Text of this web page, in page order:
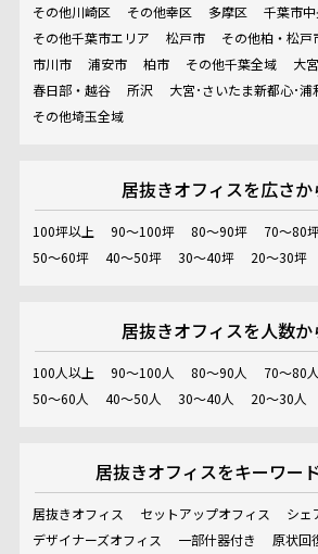
その他川崎区
その他幸区 多摩区 千葉市
その他千葉市エリア
松戸市 その他柏・松戸
市川市
浦安市 柏市 その他千葉全域 大
春日部・越谷
所沢
大宮･さいたま新都心･浦
その他埼玉全域
居抜きオフィスを広さか
100坪以上 90～100坪 80～90坪 70～80
50～60坪
40～50坪 30～40坪 20～30坪
居抜きオフィスを人数か
100人以上 90～100人 80～90人 70～80人
50～60人
40～50人 30～40人 20～30人
居抜きオフィスをキーワー
居抜きオフィス セットアップオフィス シェ
デザイナーズオフィス
一部什器付き 原状回